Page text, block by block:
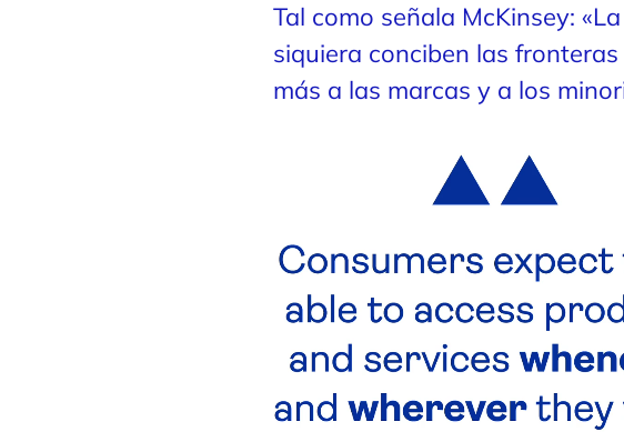
Tal como señala McKinsey:
siquiera conciben las
más a las marcas y a los